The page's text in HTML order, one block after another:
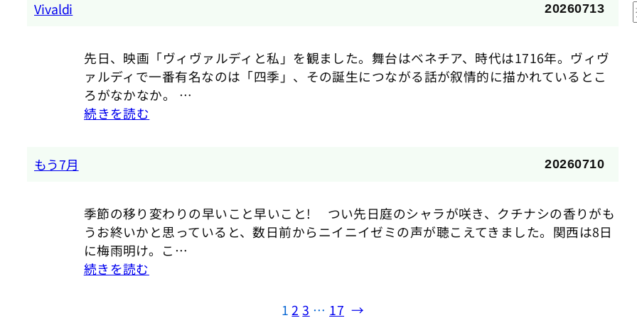
Vivaldi 20260713
先日、映画「ヴィヴァルディと私」を観ました。舞台はベネチア、時代は1716年。ヴィヴ
ァルディで一番有名なのは「四季」、その誕生につながる話が叙情的に描かれているとこ
ろがなかなか。 …
続きを読む
もう7月 20260710
季節の移り変わりの早いこと早いこと! つい先日庭のシャラが咲き、クチナシの香りがも
うお終いかと思っていると、数日前からニイニイゼミの声が聴こえてきました。関西は8日
に梅雨明け。こ…
続きを読む
1 2 3 … 17 →